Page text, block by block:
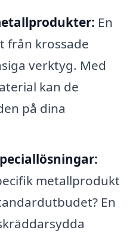
En
från krossade
verktyg. Med
kan de
på dina
metallprodukt
En